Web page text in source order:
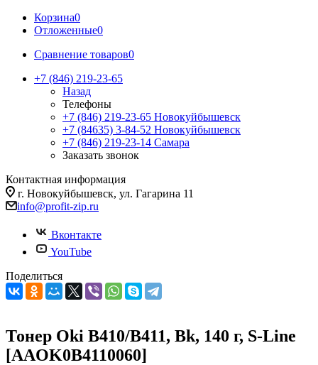
Корзина0
Отложенные0
Сравнение товаров0
+7 (846) 219-23-65
Назад
Телефоны
+7 (846) 219-23-65 Новокуйбышевск
+7 (84635) 3-84-52 Новокуйбышевск
+7 (846) 219-23-14 Самара
Заказать звонок
Контактная информация
г. Новокуйбышевск, ул. Гагарина 11
info@profit-zip.ru
Вконтакте
YouTube
Поделиться
Тонер Oki B410/B411, Bk, 140 г, S-Line
[AAOK0B4110060]